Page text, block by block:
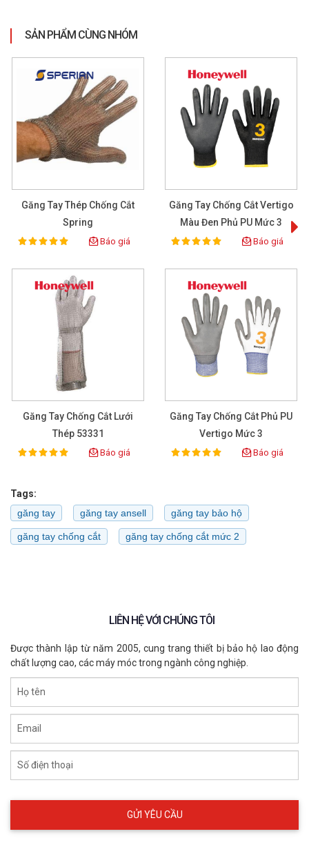
SẢN PHẨM CÙNG NHÓM
Găng Tay Thép Chống Cắt
Spring
Rating:
100% Báo giá
Găng Tay Chống Cắt Vertigo
Màu Đen Phủ PU Mức 3
Rating:
100% Báo giá
Găng Tay Chống Cắt Lưới
Thép 53331
Rating:
100% Báo giá
Găng Tay Chống Cắt Phủ PU
Vertigo Mức 3
Rating:
100% Báo giá
Tags:
găng tay
găng tay ansell găng tay bảo hộ
găng tay chống cắt găng tay chống cắt mức 2
LIÊN HỆ VỚI CHÚNG TÔI
Được thành lập từ năm 2005, cung trang thiết bị bảo hộ lao động
chất lượng cao, các máy móc trong ngành công nghiệp.
Họ tên
Email
Số điện thoại